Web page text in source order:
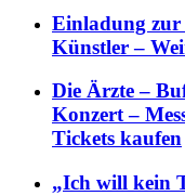
Einladung zur
Künstler –
Die Ärzte –
Konzert –
Tickets kaufen
„Ich will kein